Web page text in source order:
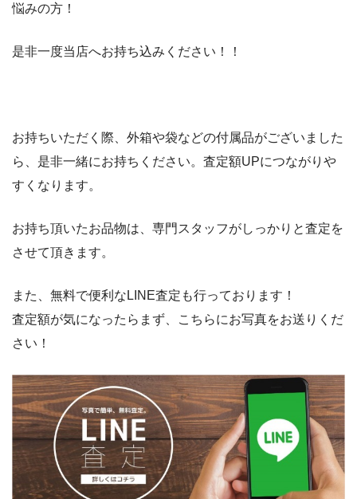
悩みの方！
是非一度当店へお持ち込みください！！
お持ちいただく際、外箱や袋などの付属品がございました
ら、是非一緒にお持ちください。査定額UPにつながりや
すくなります。
お持ち頂いたお品物は、専門スタッフがしっかりと査定を
させて頂きます。
また、無料で便利なLINE査定も行っております！
査定額が気になったらまず、こちらにお写真をお送りくだ
さい！